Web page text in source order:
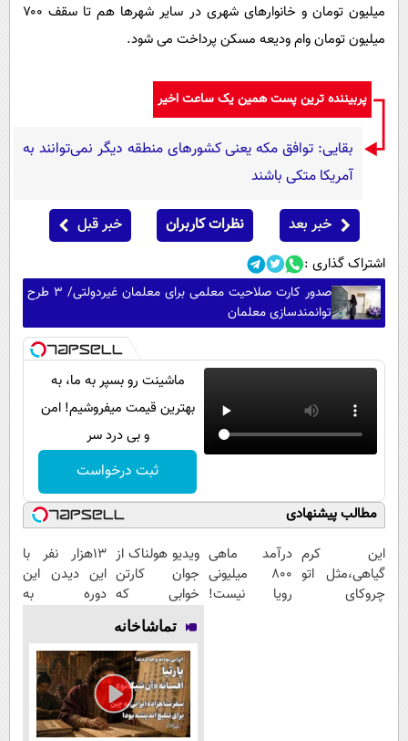
میلیون تومان و خانوارهای شهری در سایر شهرها هم تا سقف ۷۰۰
میلیون تومان وام ودیعه مسکن پرداخت می شود.
پربیننده ترین پست همین یک ساعت اخیر
بقایی: توافق مکه یعنی کشورهای منطقه دیگر نمی‌توانند به
آمریکا متکی باشند
خبر بعد نظرات کاربران خبر قبل
اشتراک گذاری :
صدور کارت صلاحیت معلمی برای معلمان غیردولتی/ ۳ طرح
توانمندسازی معلمان
ماشینت رو بسپر به ما، به
بهترین قیمت میفروشیم! امن
و بی درد سر
ثبت درخواست
مطالب پیشنهادی
این کرم
گیاهی،مثل اتو
چروکای
درآمد ماهی
800 میلیونی
رویا نیست!
ویدیو هولناک از
جوان کارتن
خوابی که
میلیاردر شد.
آموزش رایگان
13هزار نفر با
این دیدن این
دوره به
ثبت‌‌نام رایگان
تماشاخانه